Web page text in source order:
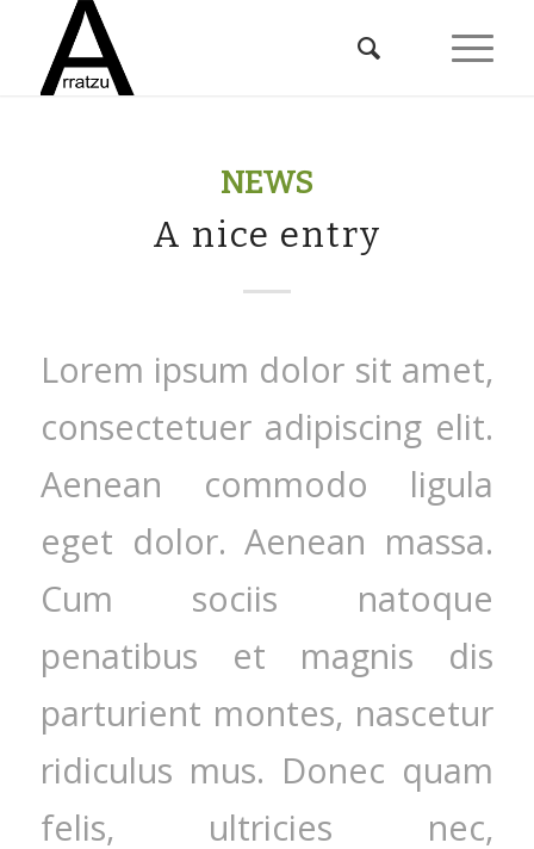
NEWS
A nice entry
Lorem ipsum dolor sit amet,
consectetuer adipiscing elit.
Aenean commodo ligula
eget dolor. Aenean massa.
Cum sociis natoque
penatibus et magnis dis
parturient montes, nascetur
ridiculus mus. Donec quam
felis, ultricies nec,